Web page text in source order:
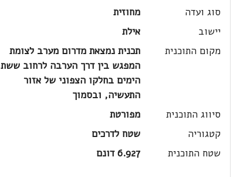
סוג ועדה
מחוזית
יישוב
אילת
מקום התוכנית
תכנית נמצאת מדרום מערב לצומת
המפגש בין דרך הערבה לרחוב ששת
הימים בחלקו הצפוני של אזור
התעשיה, ובסמוך
סיווג התוכנית
מפורטת
קטגוריה
שטח לדרכים
שטח התוכנית
6.927 דונם